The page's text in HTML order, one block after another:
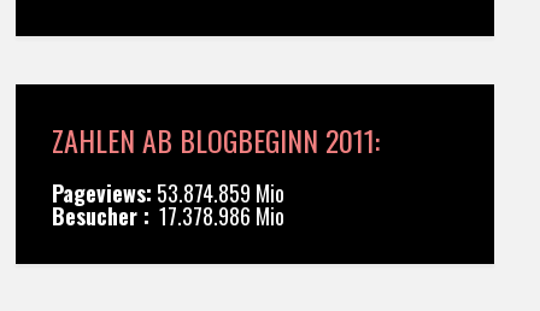
ZAHLEN AB BLOGBEGINN 2011:
Pageviews: 53.874.859 Mio
Besucher : 17.378.986 Mio